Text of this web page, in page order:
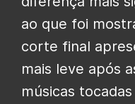
ao que foi
corte final
mais leve após
músicas